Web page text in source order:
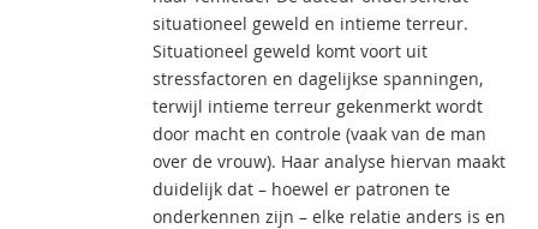
situationeel geweld en intieme terreur.
Situationeel geweld komt voort uit
stressfactoren en dagelijkse spanningen,
terwijl intieme terreur gekenmerkt wordt
door macht en controle (vaak van de man
over de vrouw). Haar analyse hiervan maakt
duidelijk dat – hoewel er patronen te
onderkennen zijn – elke relatie anders is en